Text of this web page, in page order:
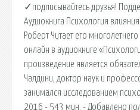
✓подписывайтесь друзья!
Аудиокнига Психология
Роберт Читает его
онлайн в аудиокниге
произведение является
Чалдини, доктор наук и
занимался исследованием
2016 - 543 мин. - Добавлено